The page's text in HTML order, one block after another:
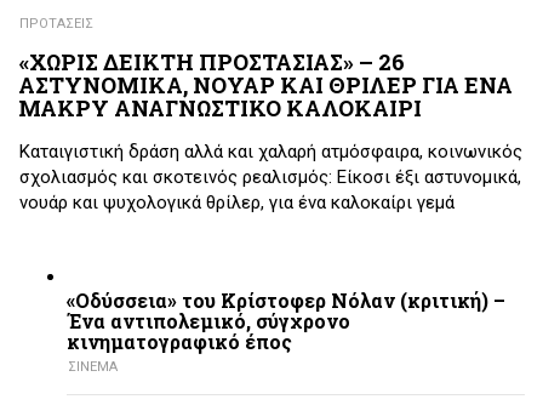
ΠΡΟΤΑΣΕΙΣ
«ΧΩΡΙΣ ΔΕΙΚΤΗ ΠΡΟΣΤΑΣΙΑΣ» – 26
ΑΣΤΥΝΟΜΙΚΑ, ΝΟΥΑΡ ΚΑΙ ΘΡΙΛΕΡ ΓΙΑ ΕΝΑ
ΜΑΚΡΥ ΑΝΑΓΝΩΣΤΙΚΟ ΚΑΛΟΚΑΙΡΙ
Καταιγιστική δράση αλλά και χαλαρή ατμόσφαιρα, κοινωνικός
σχολιασμός και σκοτεινός ρεαλισμός: Είκοσι έξι αστυνομικά,
νουάρ και ψυχολογικά θρίλερ, για ένα καλοκαίρι γεμά
«Οδύσσεια» του Κρίστοφερ Νόλαν (κριτική) –
Ένα αντιπολεμικό, σύγχρονο
κινηματογραφικό έπος
ΣΙΝΕΜΑ